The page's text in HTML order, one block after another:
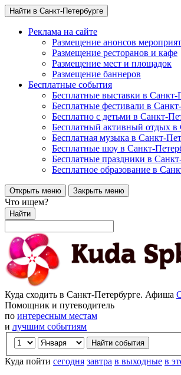
Найти в Санкт-Петербурге
Реклама на сайте
Размещение анонсов
Размещение ресторанов и кафе
Размещение мест и площадок
Размещение баннеров
Бесплатные события
Бесплатные выставки в Санкт-
Бесплатные фестивали в
Бесплатно с детьми в Санкт-
Бесплатный активный отдых в
Бесплатная музыка в Санкт-
Бесплатные шоу в Санкт-
Бесплатные праздники в
Бесплатное образование в
Открыть меню Закрыть меню
Что ищем?
Найти
Куда сходить в Санкт-Петербурге. Афиша
Помощник и путеводитель
по интересным местам
и лучшим событиям
Куда пойти сегодня завтра в выходные в